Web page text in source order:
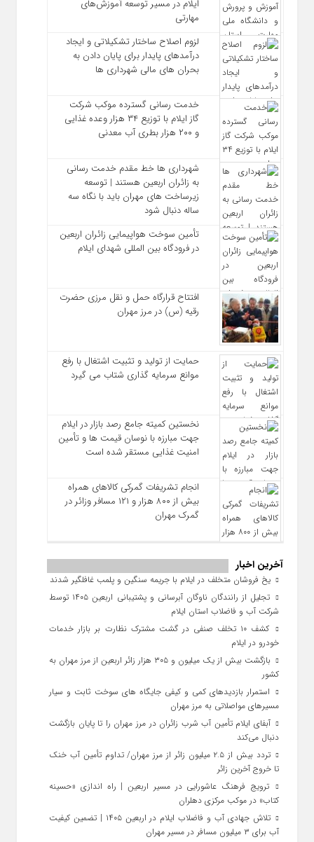
ایلام در مسیر توسعه آموزش‌های
مهارتی
لزوم اصلاح ساختار تشکیلاتی و ایجاد
درآمدهای پایدار برای پایان دادن به
بحران‌ های مالی شهرداری‌ ها
خدمت رسانی گسترده موکب شرکت
گاز ایلام با توزیع ۳۴ هزار وعده غذایی
و ۲۰۰ هزار بطری آب معدنی
شهرداری‌ ها خط مقدم خدمت ‌رسانی
به زائران اربعین هستند | توسعه
زیرساخت ‌های مهران باید با نگاه سه‌
ساله دنبال شود
تأمین سوخت هواپیمایی زائران اربعین
در فرودگاه بین المللی شهدای ایلام
افتتاح قرارگاه حمل‌ و نقل مرزی حضرت
رقیه (س) در مرز مهران
حمایت از تولید و تثبیت اشتغال با رفع
موانع سرمایه‌ گذاری شتاب می‌ گیرد
نخستین کمیته جامع رصد بازار در ایلام
جهت مبارزه با نوسان قیمت‌ ها و تأمین
امنیت غذایی مستقر شده است
انجام تشریفات گمرکی کالاهای همراه
بیش از ۸۰۰ هزار و ۱۲۱ مسافر وزائر در
گمرک مهران
آخرین اخبار
یخ‌ فروشان متخلف در ایلام با جریمه سنگین و پلمب غافلگیر شدند
تجلیل از رانندگان ناوگان آبرسانی و پشتیبانی اربعین ۱۴۰۵ توسط
شرکت آب و فاضلاب استان ایلام
کشف ۱۰ تخلف صنفی در گشت مشترک نظارت بر بازار خدمات
خودرو در ایلام
بازگشت بیش از یک میلیون و ۳۰۵ هزار زائر اربعین از مرز مهران به
کشور
استمرار بازدیدهای کمی و کیفی جایگاه‌ های سوخت ثابت و سیار
مسیرهای مواصلاتی به مرز مهران
آبفای ایلام تأمین آب شرب زائران در مرز مهران را تا پایان بازگشت
دنبال می‌کند
تردد بیش از ۲.۵ میلیون زائر از مرز مهران/ تداوم تأمین آب خنک
تا خروج آخرین زائر
ترویج فرهنگ عاشورایی در مسیر اربعین | راه‌ اندازی «حسینه
کتاب» در موکب مرکزی دهلران
تلاش جهادی آب و فاضلاب ایلام در اربعین ۱۴۰۵ | تضمین کیفیت
آب برای ۳ میلیون مسافر در مسیر مهران